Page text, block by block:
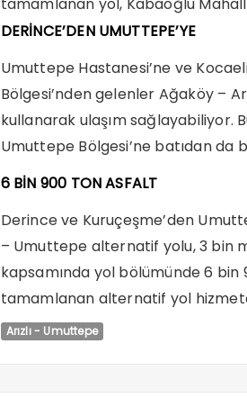
DERİNCE’DEN UMUTTEPE’YE
Umuttepe Hastanesi’ne ve
Bölgesi’nden gelenler Ağaköy –
kullanarak ulaşım
Umuttepe Bölgesi’ne batıdan da
6 BİN 900 TON ASFALT
Derince ve Kuruçeşme’den
– Umuttepe alternatif yolu, 3 bin
kapsamında yol bölümünde 6
tamamlanan alternatif yol
Arızlı - Umuttepe